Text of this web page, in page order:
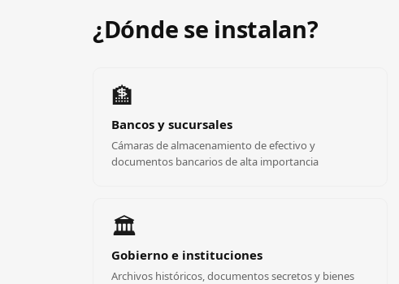
¿Dónde se instalan?
🏦
Bancos y sucursales
Cámaras de almacenamiento de efectivo y
documentos bancarios de alta importancia
🏛️
Gobierno e instituciones
Archivos históricos, documentos secretos y bienes